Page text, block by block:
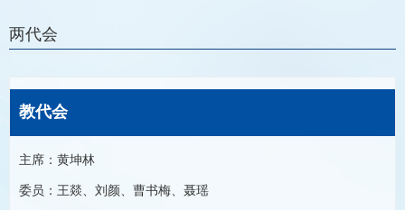
两代会
教代会
主席：黄坤林
委员：王燚、刘颜、曹书梅、聂瑶